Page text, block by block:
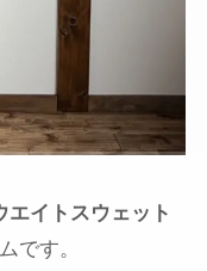
エイトスウェット
です。